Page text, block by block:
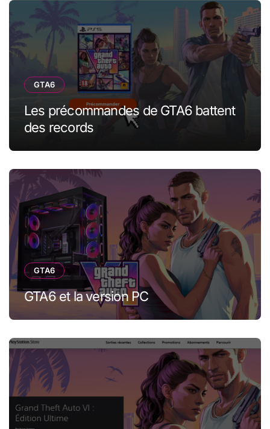
GTA6
Les précommandes de GTA6 battent
des records
GTA6
GTA6 et la version PC